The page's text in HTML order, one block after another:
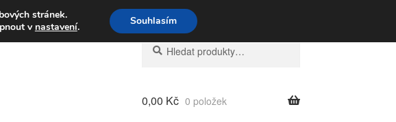
Volejte po-pá 9-16 704 494 494
Hledat:
Hledat
0,00 Kč 0 položek
stránek.
v nastavení. Souhlasím